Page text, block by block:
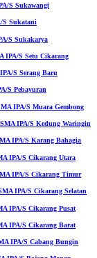
S Sukawangi
S Sukatani
S Sukakarya
IPA/S Setu Cikarang
S Serang Baru
S Pebayuran
IPA/S Muara Gembong
IPA/S Kedung Waringin
IPA/S Karang Bahagia
IPA/S Cikarang Utara
IPA/S Cikarang Timur
IPA/S Cikarang Selatan
IPA/S Cikarang Pusat
IPA/S Cikarang Barat
IPA/S Cabang Bungin